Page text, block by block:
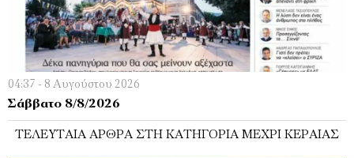
04:37 - 8 Αυγούστου 2026
Σάββατο 8/8/2026
ΤΕΛΕΥΤΑΊΑ ΆΡΘΡΑ ΣΤΗ ΚΑΤΗΓΟΡΊΑ ΜΈΧΡΙ ΚΕΡΑΊΑΣ